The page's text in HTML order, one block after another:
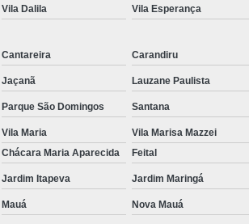
Ressonância
Exame de
Exame de
Tomografia
Tomografia do
Tomografia dos Ossos
Vila Dalila Vila Esperança
Cantareira Carandiru
Jaçanã Lauzane Paulista
Parque São Domingos Santana
Vila Maria Vila Marisa Mazzei
Chácara Maria Aparecida Feital
Jardim Itapeva Jardim Maringá
Mauá Nova Mauá